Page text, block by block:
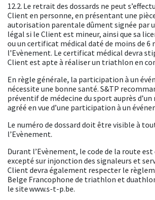
12.2. Le retrait des dossards ne peut
Client en personne, en présentant une
autorisation parentale dûment signée par
légal si le Client est mineur, ainsi que sa
ou un certificat médical daté de moins de 6
l’Evènement. Le certificat médical devra
Client est apte à réaliser un triathlon en
En règle générale, la participation à un
nécessite une bonne santé. S&TP
préventif de médecine du sport auprès
agréé en vue d’une participation à un
Le numéro de dossard doit être visible à
l’Evènement.
Durant l’Evènement, le code de la route
excepté sur injonction des signaleurs et
Client devra également respecter le
Belge Francophone de triathlon et
le sitewww.s-t-p.be.